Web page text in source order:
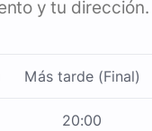
y tu dirección.
Más tarde (Final)
20:00